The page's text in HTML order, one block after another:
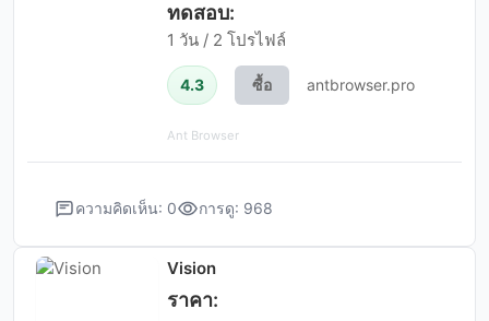
ทดสอบ:
1 วัน / 2 โปรไฟล์
4.3 ซื้อ antbrowser.pro
Ant Browser
ความคิดเห็น: 0 การดู: 968
Vision
ราคา: